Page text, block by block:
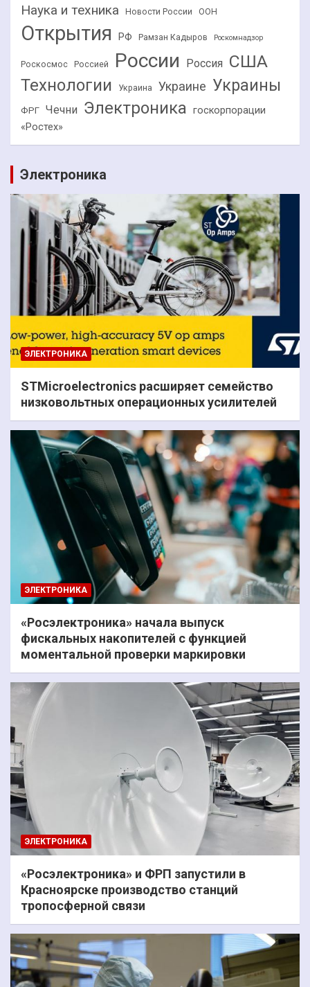
Наука и техника Новости России ООН
Открытия РФ Рамзан Кадыров Роскомнадзор
Роскосмос Россией России Россия США
Технологии Украина Украине Украины
ФРГ Чечни Электроника госкорпорации
«Ростех»
Электроника
ЭЛЕКТРОНИКА
STMicroelectronics расширяет семейство
низковольтных операционных усилителей
ЭЛЕКТРОНИКА
«Росэлектроника» начала выпуск
фискальных накопителей с функцией
моментальной проверки маркировки
ЭЛЕКТРОНИКА
«Росэлектроника» и ФРП запустили в
Красноярске производство станций
тропосферной связи